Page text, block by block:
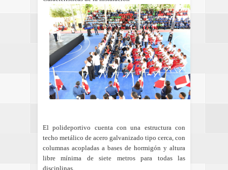
El polideportivo cuenta con una estructura con
techo metálico de acero galvanizado tipo cerca, con
columnas acopladas a bases de hormigón y altura
libre mínima de siete metros para todas las
disciplinas.